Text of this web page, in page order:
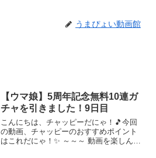
うまぴょい動画館
【ウマ娘】5周年記念無料10連ガ
チャを引きました！9日目
こんにちは、チャッピーだにゃ！🎵今回
の動画、チャッピーのおすすめポイント
はこれだにゃ！✨ ～～～ 動画を楽しんだ